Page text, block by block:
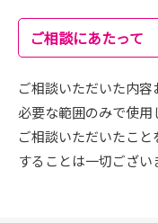
ご相談にあたって
ご相談いただいた内
必要な範囲のみで使用
ご相談いただいたこ
することは一切ござい